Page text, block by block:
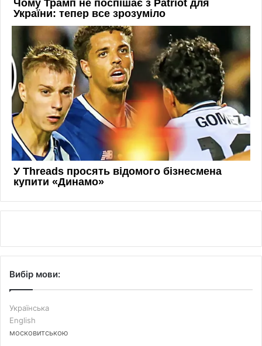
Вибір мови:
Українська
English
московитською